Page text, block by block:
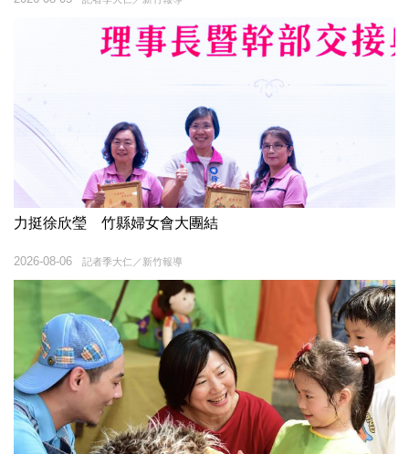
力挺徐欣瑩 竹縣婦女會大團結
記者季大仁／新竹報導
2026-08-06